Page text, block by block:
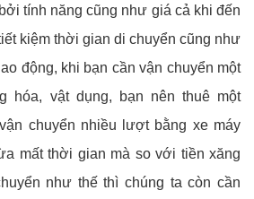
tính năng cũng như giá cả khi đến
kiệm thời gian di chuyển cũng như
động, khi bạn cần vận chuyển một
hóa, vật dụng, bạn nên thuê một
chuyển nhiều lượt bằng xe máy
mất thời gian mà so với tiền xăng
như thế thì chúng ta còn cần